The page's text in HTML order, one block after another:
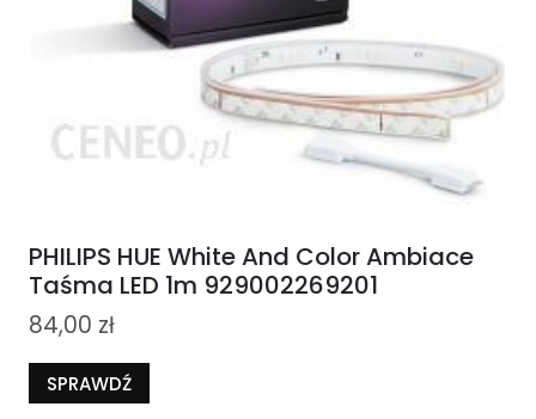
PHILIPS HUE White And Color Ambiace
Taśma LED 1m 929002269201
84,00 zł
SPRAWDŹ